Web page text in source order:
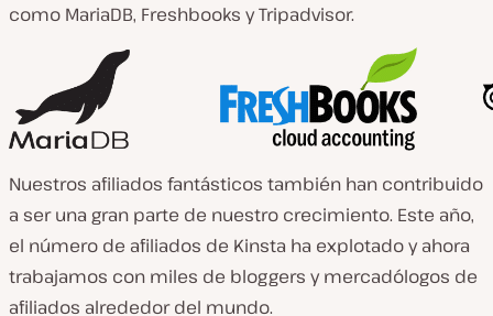
como MariaDB, Freshbooks y Tripadvisor.
Nuestros afiliados fantásticos también han contribuido
a ser una gran parte de nuestro crecimiento. Este año,
el número de afiliados de Kinsta ha explotado y ahora
trabajamos con miles de bloggers y mercadólogos de
afiliados alrededor del mundo.